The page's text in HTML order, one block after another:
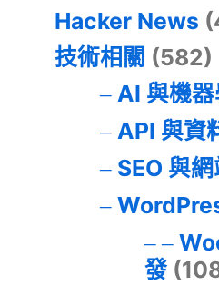
Hacker News
技術相關 (582)
AI 與機
API 與資
SEO 與
發